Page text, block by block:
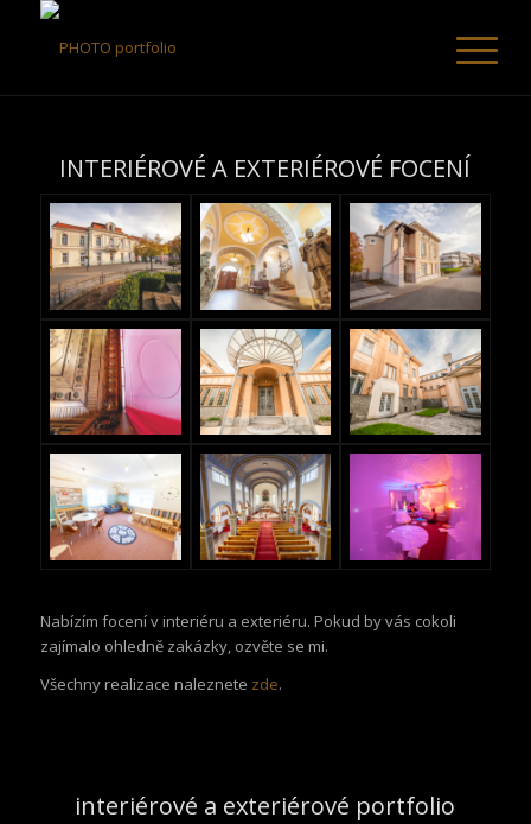
INTERIÉROVÉ A EXTERIÉROVÉ FOCENÍ
Nabízím focení v interiéru a exteriéru. Pokud by vás cokoli
zajímalo ohledně zakázky, ozvěte se mi.
Všechny realizace naleznete zde.
interiérové a exteriérové portfolio